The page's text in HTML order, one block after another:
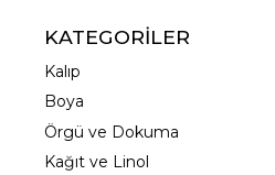
KATEGORİLER
Kalıp
Boya
Örgü ve Dokuma
Kağıt ve Linol